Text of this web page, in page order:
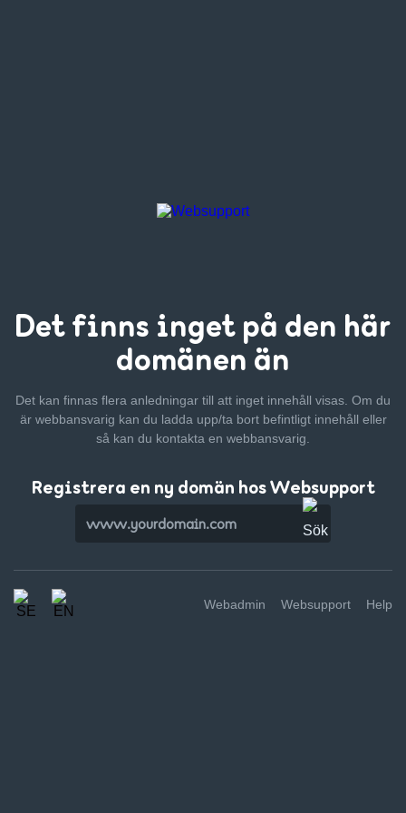
Det finns inget på den här
domänen än
Det kan finnas flera anledningar till att inget innehåll visas. Om du
är webbansvarig kan du ladda upp/ta bort befintligt innehåll eller
så kan du kontakta en webbansvarig.
Registrera en ny domän hos Websupport
Webadmin Websupport Help